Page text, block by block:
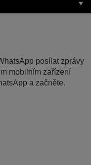
posílat zprávy
mobilním zařízení
a začněte.